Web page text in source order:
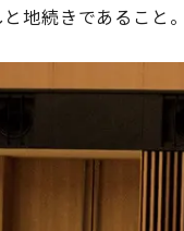
地続きであること